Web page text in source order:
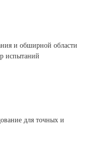
и обширной области
испытаний
для точных и